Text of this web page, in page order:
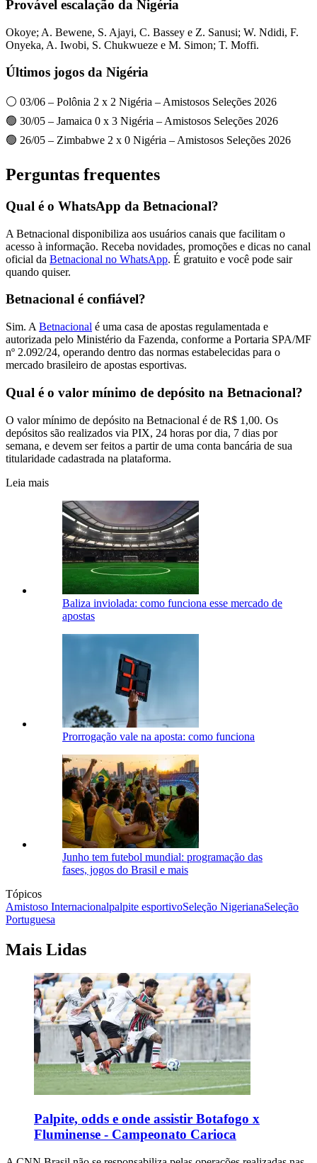
Provável escalação da Nigéria
Okoye; A. Bewene, S. Ajayi, C. Bassey e Z. Sanusi; W. Ndidi, F.
Onyeka, A. Iwobi, S. Chukwueze e M. Simon; T. Moffi.
Últimos jogos da Nigéria
⚪ 03/06 – Polônia 2 x 2 Nigéria – Amistosos Seleções 2026
🟢 30/05 – Jamaica 0 x 3 Nigéria – Amistosos Seleções 2026
🟢 26/05 – Zimbabwe 2 x 0 Nigéria – Amistosos Seleções 2026
Perguntas frequentes
Qual é o WhatsApp da Betnacional?
A Betnacional disponibiliza aos usuários canais que facilitam o
acesso à informação. Receba novidades, promoções e dicas no canal
oficial da Betnacional no WhatsApp. É gratuito e você pode sair
quando quiser.
Betnacional é confiável?
Sim. A Betnacional é uma casa de apostas regulamentada e
autorizada pelo Ministério da Fazenda, conforme a Portaria SPA/MF
nº 2.092/24, operando dentro das normas estabelecidas para o
mercado brasileiro de apostas esportivas.
Qual é o valor mínimo de depósito na Betnacional?
O valor mínimo de depósito na Betnacional é de R$ 1,00. Os
depósitos são realizados via PIX, 24 horas por dia, 7 dias por
semana, e devem ser feitos a partir de uma conta bancária de sua
titularidade cadastrada na plataforma.
Leia mais
Baliza inviolada: como funciona esse mercado de
apostas
Prorrogação vale na aposta: como funciona
Junho tem futebol mundial: programação das
fases, jogos do Brasil e mais
Tópicos
Amistoso Internacionalpalpite esportivoSeleção NigerianaSeleção
Portuguesa
Mais Lidas
Palpite, odds e onde assistir Botafogo x
Fluminense - Campeonato Carioca